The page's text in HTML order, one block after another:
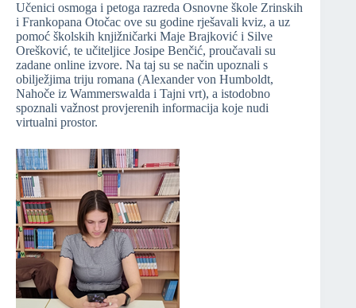
Učenici osmoga i petoga razreda Osnovne škole Zrinskih
i Frankopana Otočac ove su godine rješavali kviz, a uz
pomoć školskih knjižničarki Maje Brajković i Silve
Orešković, te učiteljice Josipe Benčić, proučavali su
zadane online izvore. Na taj su se način upoznali s
obilježjima triju romana (Alexander von Humboldt,
Nahoče iz Wammerswalda i Tajni vrt), a istodobno
spoznali važnost provjerenih informacija koje nudi
virtualni prostor.